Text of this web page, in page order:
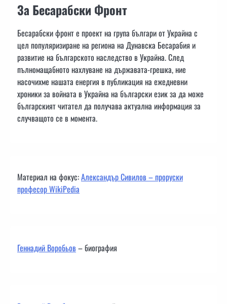
За Бесарабски Фронт
Бесарабски фронт е проект на група българи от Украйна с
цел популяризиране на региона на Дунавска Бесарабия и
развитие на българското наследство в Украйна. След
пълномащабното нахлуване на държавата-грешка, ние
насочихме нашата енергия в публикация на ежедневни
хроники за войната в Украйна на български език за да може
българският читател да получава актуална информация за
случващото се в момента.
Материал на фокус:Александър Сивилов – проруски
професор WikiPedia
Геннадий Воробьов– биография